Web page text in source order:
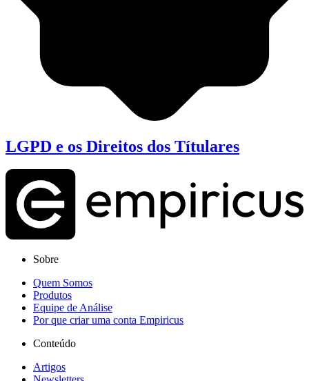
LGPD e os Direitos dos Títulares
Sobre
Quem Somos
Produtos
Equipe de Análise
Por que criar uma conta Empiricus
Conteúdo
Artigos